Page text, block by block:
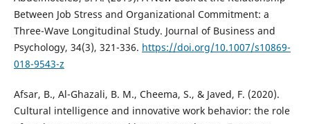
Between Job Stress and Organizational Commitment: a
Three-Wave Longitudinal Study. Journal of Business and
Psychology, 34(3), 321-336. https://doi.org/10.1007/s10869-
018-9543-z
Afsar, B., Al-Ghazali, B. M., Cheema, S., & Javed, F. (2020).
Cultural intelligence and innovative work behavior: the role